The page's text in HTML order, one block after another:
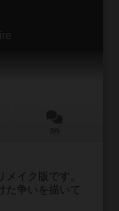
イク版です。
た争いを描いて